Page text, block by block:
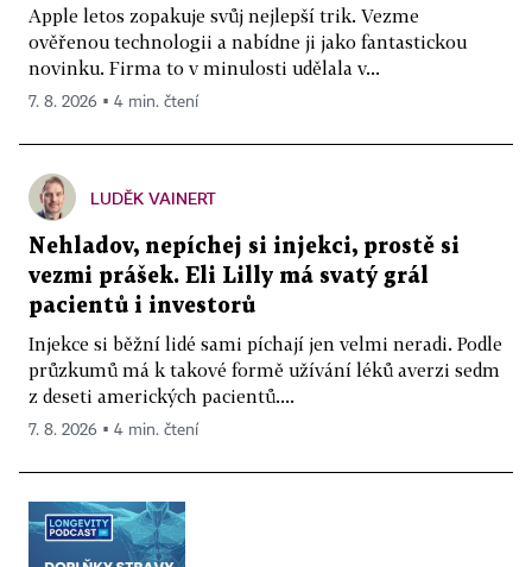
Apple letos zopakuje svůj nejlepší trik. Vezme
ověřenou technologii a nabídne ji jako fantastickou
novinku. Firma to v minulosti udělala v...
7. 8. 2026 ▪ 4 min. čtení
LUDĚK VAINERT
Nehladov, nepíchej si injekci, prostě si
vezmi prášek. Eli Lilly má svatý grál
pacientů i investorů
Injekce si běžní lidé sami píchají jen velmi neradi. Podle
průzkumů má k takové formě užívání léků averzi sedm
z deseti amerických pacientů....
7. 8. 2026 ▪ 4 min. čtení